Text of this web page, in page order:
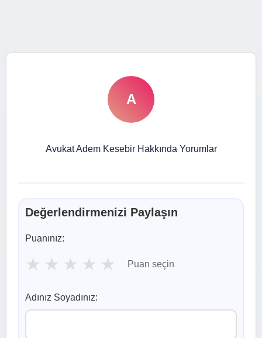
A
Avukat Adem Kesebir Hakkında Yorumlar
Değerlendirmenizi Paylaşın
Puanınız:
★ ★ ★ ★ ★ Puan seçin
Adınız Soyadınız: